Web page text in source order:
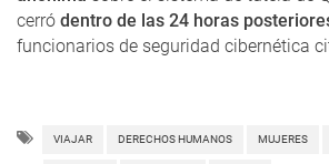
cerró dentro de las 24 horas
funcionarios de seguridad cibernética
VIAJAR DERECHOS HUMANOS MUJERES